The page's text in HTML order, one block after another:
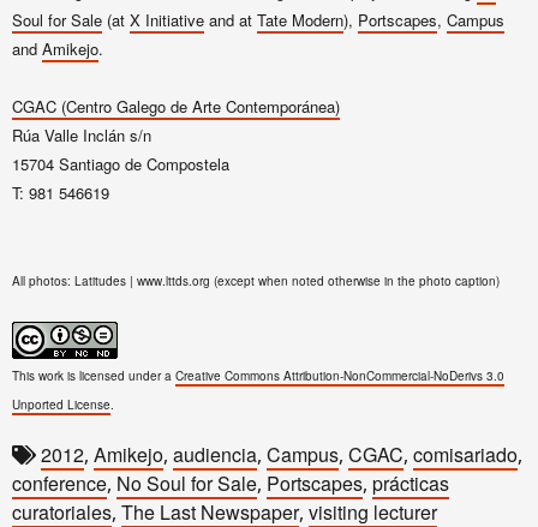
Soul for Sale (at X Initiative and at Tate Modern), Portscapes, Campus
and Amikejo.
CGAC (Centro Galego de Arte Contemporánea)
Rúa Valle Inclán s/n
15704 Santiago de Compostela
T: 981 546619
All photos: Latitudes | www.lttds.org (except when noted otherwise in the photo caption)
This work is licensed under a Creative Commons Attribution-NonCommercial-NoDerivs 3.0
Unported License
2012, Amikejo, audiencia, Campus, CGAC, comisariado,
conference, No Soul for Sale, Portscapes, prácticas
curatoriales, The Last Newspaper, visiting lecturer